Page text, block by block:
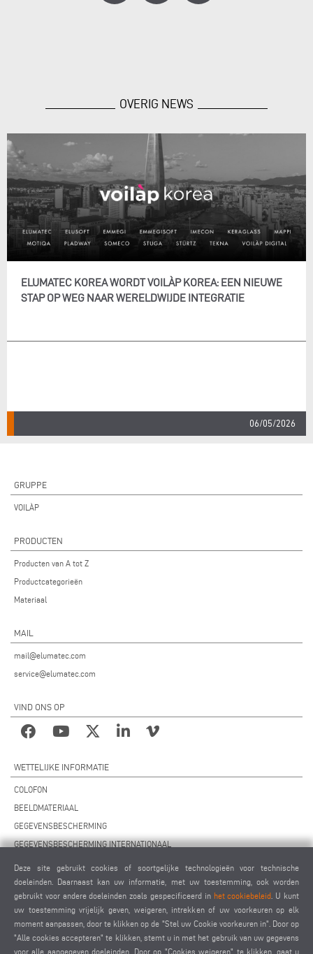
OVERIG NEWS
ELUMATEC KOREA WORDT VOILÀP KOREA: EEN NIEUWE
STAP OP WEG NAAR WERELDWIJDE INTEGRATIE
06/05/2026
GRUPPE
VOILÀP
PRODUCTEN
Producten van A tot Z
Productcategorieën
Materiaal
MAIL
mail@elumatec.com
service@elumatec.com
VIND ONS OP
WETTELIJKE INFORMATIE
COLOFON
BEELDMATERIAAL
GEGEVENSBESCHERMING
GEGEVENSBESCHERMING INTERNATIONAAL
OVEREENKOMST VOOR ONDERHOUD OP AFSTAND
COOKIES INSTELLINGEN
GEDRAGSCODE VOOR LEVERANCIERS
Deze site gebruikt cookies of soortgelijke technologieën voor technische
doeleinden. Daarnaast kan uw informatie, met uw toestemming, ook worden
gebruikt voor andere doeleinden zoals gespecificeerd in het cookiebeleid . U kunt
uw toestemming vrijelijk geven, weigeren, intrekken of uw voorkeuren op elk
moment aanpassen, door te klikken op de "Stel uw Cookie voorkeuren in". Door op
"Alle cookies accepteren" te klikken, stemt u in met het gebruik van uw gegevens
voor alle aangegeven doeleinden. Door op "Cookies weigeren" te klikken, gaat u